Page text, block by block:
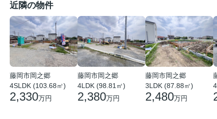
近隣の物件
藤岡市岡之郷
4SLDK (103.68㎡)
2,330万円
藤岡市岡之郷
4LDK (98.81㎡)
2,380万円
藤岡市岡之郷
3LDK (87.88㎡)
2,480万円